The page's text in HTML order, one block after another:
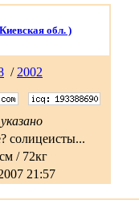
обл. )
/ 2002
солицеисты...
/ 72кг
21:57